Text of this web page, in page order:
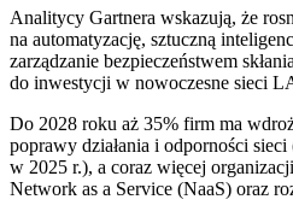
Analitycy Gartnera wskazują, że
na automatyzację, sztuczną
zarządzanie bezpieczeństwem
do inwestycji w nowoczesne sieci
Do 2028 roku aż 35% firm ma
poprawy działania i odporności
w 2025 r.), a coraz więcej
Network as a Service (NaaS) oraz